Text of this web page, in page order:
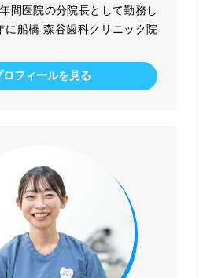
間医院の分院長として勤務し
に船橋 森谷歯科クリニック院
ロフィールを見る